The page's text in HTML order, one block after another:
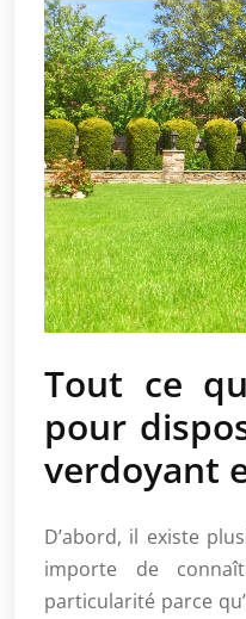
Tout ce
pour
verdoyant
D’abord, il existe
importe de
particularité parce